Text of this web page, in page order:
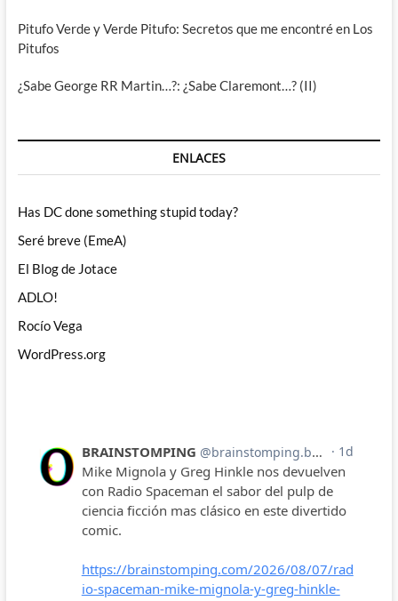
Pitufo Verde y Verde Pitufo: Secretos que me encontré en Los
Pitufos
¿Sabe George RR Martin…?: ¿Sabe Claremont…? (II)
ENLACES
Has DC done something stupid today?
Seré breve (EmeA)
El Blog de Jotace
ADLO!
Rocío Vega
WordPress.org